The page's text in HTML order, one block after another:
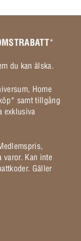
*
du kan älska.
Home
samt tillgång
exklusiva
varor. Kan inte
Gäller